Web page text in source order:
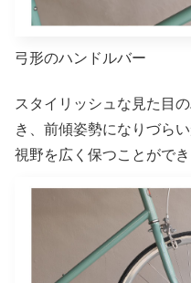
弓形のハンドルバー
スタイリッシュな見た目
き、前傾姿勢になりづら
視野を広く保つことができ